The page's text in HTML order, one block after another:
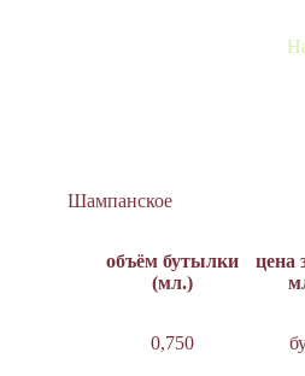
Шампанское
объём бутылки
(мл.)
цена
0,750